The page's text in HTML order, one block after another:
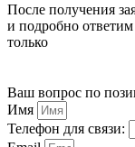
После получения
и подробно
только
Ваш вопрос по
Имя
Телефон для связи: